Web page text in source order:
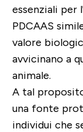
essenziali per
PDCAAS
valore
avvicinano a
animale.
A tal
una fonte
individui che